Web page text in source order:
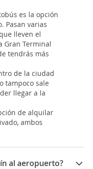
es la opción
Pasan varias
lleven el
Gran Terminal
tendrás más
de la ciudad
tampoco sale
llegar a la
de alquilar
ambos
al aeropuerto?